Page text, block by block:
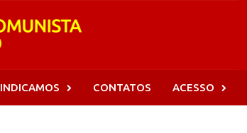
INDICAMOS CONTATOS ACESSO